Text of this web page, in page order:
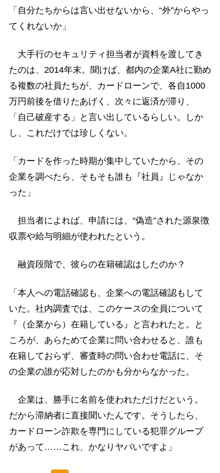
「自分たちからは言い出せないから、“外”からやっ
てくれないか」
大手行のセキュリティ担当者が資料を渡してき
たのは、2014年末。聞けば、都内の企業A社に勤め
る複数の社員たちが、カードローンで、各自1000
万円前後を借りたあげく、次々に返済が滞り、
「自己破産する」と言い出しているらしい。しか
し、これだけでは珍しくない。
「カードを作った時期が集中していたから、その
企業を調べたら、そもそも誰も『社員』じゃなか
った」
担当者によれば、申請には、“偽造”された源泉徴
収票や給与明細が使われたという。
融資段階で、彼らの在籍確認はしたのか？
「本人への電話確認も、企業への電話確認もして
いた。社内調査では、このケースの全員について
『（企業から）在籍している』と言われたと。と
ころが、あらためて企業に問い合わせると、誰も
在籍しておらず、審査時の問い合わせ電話に、そ
の企業の誰が応対したのかも分からなかった。
企業は、勝手に名前を使われただけだという。
だから滞納者に直接聞いたんです。そうしたら、
カードローン詐欺を専門にしている犯罪グループ
があって……これ、かなりヤバいですよ」